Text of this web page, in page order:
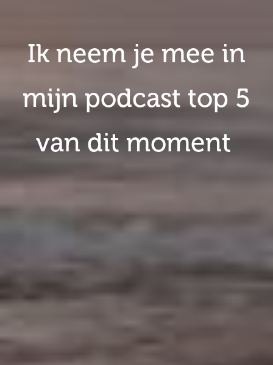
Ik neem je mee in
mijn podcast top 5
van dit moment